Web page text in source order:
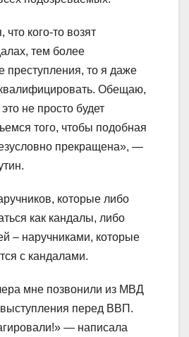
что кого-то возят
тем более
преступления, то я даже
Обещаю,
не просто будет
того, чтобы подобная
прекращена», —
которые либо
как кандалы, либо
– наручниками, которые
с кандалами.
мне позвонили из МВД
перед ВВП.
— написала